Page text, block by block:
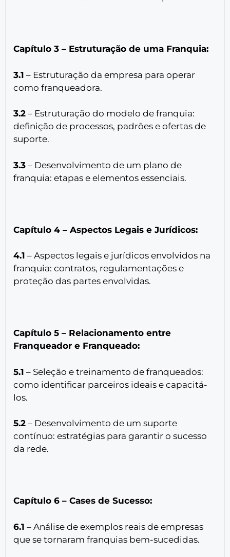
Capítulo 3 – Estruturação de uma Franquia:
3.1 – Estruturação da empresa para operar
como franqueadora.
3.2 – Estruturação do modelo de franquia:
definição de processos, padrões e ofertas de
suporte.
3.3 – Desenvolvimento de um plano de
franquia: etapas e elementos essenciais.
Capítulo 4 – Aspectos Legais e Jurídicos:
4.1 – Aspectos legais e jurídicos envolvidos na
franquia: contratos, regulamentações e
proteção das partes envolvidas.
Capítulo 5 – Relacionamento entre
Franqueador e Franqueado:
5.1 – Seleção e treinamento de franqueados:
como identificar parceiros ideais e capacitá-
los.
5.2 – Desenvolvimento de um suporte
contínuo: estratégias para garantir o sucesso
da rede.
Capítulo 6 – Cases de Sucesso:
6.1 – Análise de exemplos reais de empresas
que se tornaram franquias bem-sucedidas.